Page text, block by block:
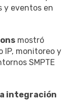
y eventos en
mostró
IP, monitoreo y
SMPTE
integración